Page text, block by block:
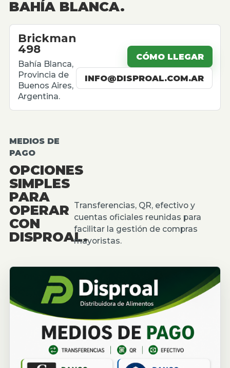
BAHÍA BLANCA.
Brickman
498
Bahía Blanca,
Provincia de
Buenos Aires,
Argentina.
CÓMO LLEGAR
INFO@DISPROAL.COM.AR
MEDIOS DE
PAGO
OPCIONES
SIMPLES
PARA
OPERAR
CON
DISPROAL.
Transferencias, QR, efectivo y
cuentas oficiales reunidas para
facilitar la gestión de compras
mayoristas.